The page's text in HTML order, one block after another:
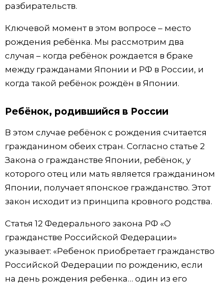
разбирательств.
Ключевой момент в этом вопросе – место
рождения ребёнка. Мы рассмотрим два
случая – когда ребёнок рождается в браке
между гражданами Японии и РФ в России, и
когда такой ребёнок рождён в Японии.
Ребёнок, родившийся в России
В этом случае ребёнок с рождения считается
гражданином обеих стран. Согласно статье 2
Закона о гражданстве Японии, ребёнок, у
которого отец или мать является гражданином
Японии, получает японское гражданство. Этот
закон исходит из принципа кровного родства.
Статья 12 Федерального закона РФ «О
гражданстве Российской Федерации»
указывает: «Ребенок приобретает гражданство
Российской Федерации по рождению, если
на день рождения ребенка… один из его